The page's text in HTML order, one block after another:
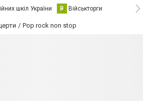
шкіл України В Військторги
Pop rock non stop